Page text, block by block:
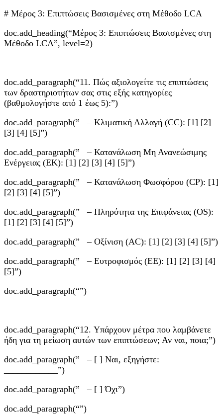
# Μέρος 3: Επιπτώσεις Βασισμένες στη Μέθοδο LCA
doc.add_heading(“Μέρος 3: Επιπτώσεις Βασισμένες στη
Μέθοδο LCA”, level=2)
doc.add_paragraph(“11. Πώς αξιολογείτε τις επιπτώσεις
των δραστηριοτήτων σας στις εξής κατηγορίες
(βαθμολογήστε από 1 έως 5):”)
doc.add_paragraph(” – Κλιματική Αλλαγή (CC): [1] [2]
[3] [4] [5]”)
doc.add_paragraph(” – Κατανάλωση Μη Ανανεώσιμης
Ενέργειας (ΕΚ): [1] [2] [3] [4] [5]”)
doc.add_paragraph(” – Κατανάλωση Φωσφόρου (CP): [1]
[2] [3] [4] [5]”)
doc.add_paragraph(” – Πληρότητα της Επιφάνειας (OS):
[1] [2] [3] [4] [5]”)
doc.add_paragraph(” – Οξίνιση (AC): [1] [2] [3] [4] [5]”)
doc.add_paragraph(” – Ευτροφισμός (ΕΕ): [1] [2] [3] [4]
[5]”)
doc.add_paragraph(“”)
doc.add_paragraph(“12. Υπάρχουν μέτρα που λαμβάνετε
ήδη για τη μείωση αυτών των επιπτώσεων; Αν ναι, ποια;”)
doc.add_paragraph(” – [ ] Ναι, εξηγήστε:
____________”)
doc.add_paragraph(” – [ ] Όχι”)
doc.add_paragraph(“”)